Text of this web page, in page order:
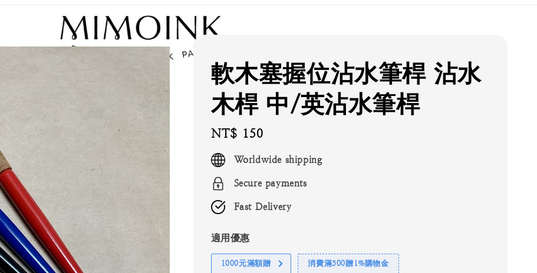
軟木塞握位沾水筆桿 沾水
木桿 中/英沾水筆桿
Regular
price
NT$ 150
Worldwide shipping
Secure payments
Fast Delivery
適用優惠
1000元滿額贈 消費滿500贈1%購物金